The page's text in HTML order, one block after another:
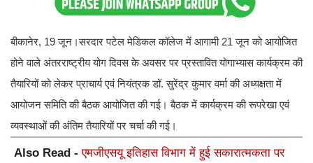
बीकानेर, 19 जून।सरदार पटेल मेडिकल कॉलेज में आगामी 21 जून को आयोजित
होने वाले अंतरराष्ट्रीय योग दिवस के अवसर पर प्रस्तावित योगाभ्यास कार्यक्रम की
तैयारियों को लेकर प्राचार्य एवं नियंत्रक डॉ. सुरेंद्र कुमार वर्मा की अध्यक्षता में
आयोजन समिति की बैठक आयोजित की गई। बैठक में कार्यक्रम की रूपरेखा एवं
व्यवस्थाओं की अंतिम तैयारियों पर चर्चा की गई।
Also Read -एमजीएसयू इतिहास विभाग में हुई सकारात्मकता पर